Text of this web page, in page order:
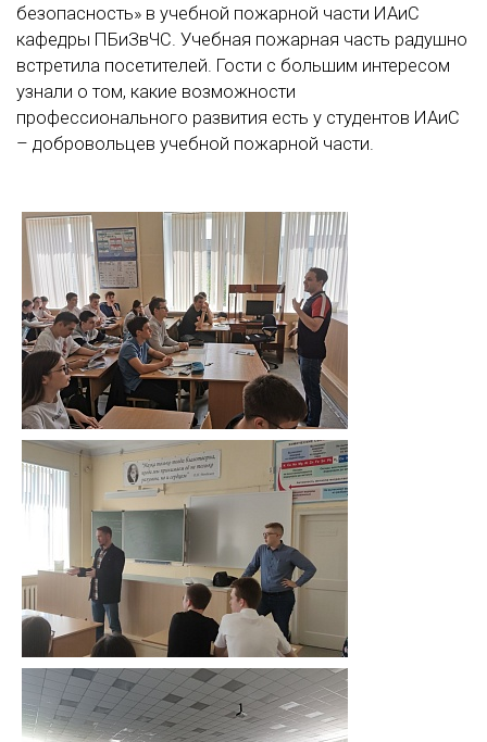
безопасность» в учебной пожарной части ИАиС
кафедры ПБиЗвЧС. Учебная пожарная часть радушно
встретила посетителей. Гости с большим интересом
узнали о том, какие возможности
профессионального развития есть у студентов ИАиС
– добровольцев учебной пожарной части.